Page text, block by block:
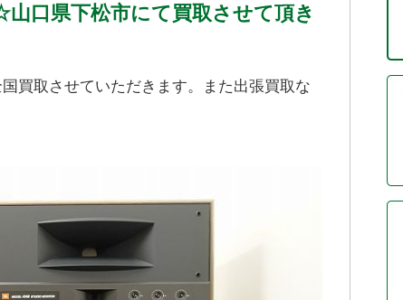
口県下松市にて買取させて頂き
買取させていただきます。また出張買取な